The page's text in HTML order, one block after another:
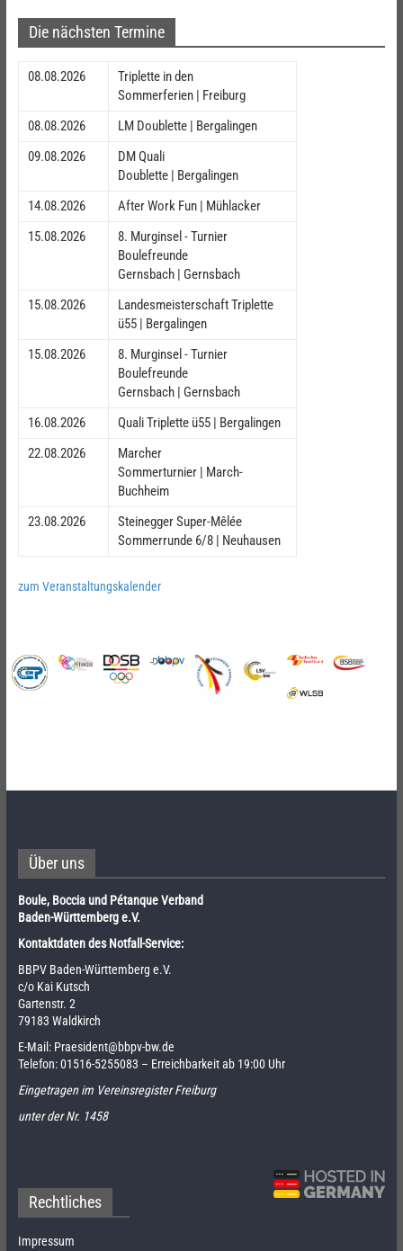
Die nächsten Termine
08.08.2026
Triplette in den
Sommerferien | Freiburg
08.08.2026
LM Doublette | Bergalingen
09.08.2026
DM Quali
Doublette | Bergalingen
14.08.2026
After Work Fun | Mühlacker
15.08.2026
8. Murginsel - Turnier
Boulefreunde
Gernsbach | Gernsbach
15.08.2026
Landesmeisterschaft Triplette
ü55 | Bergalingen
15.08.2026
8. Murginsel - Turnier
Boulefreunde
Gernsbach | Gernsbach
16.08.2026
Quali Triplette ü55 | Bergalingen
22.08.2026
Marcher
Sommerturnier | March-
Buchheim
23.08.2026
Steinegger Super-Mêlée
Sommerrunde 6/8 | Neuhausen
zum Veranstaltungskalender
Über uns
Boule, Boccia und Pétanque Verband
Baden-Württemberg e.V.
Kontaktdaten des Notfall-Service:
BBPV Baden-Württemberg e.V.
c/o Kai Kutsch
Gartenstr. 2
79183 Waldkirch
E-Mail: Praesident@bbpv-bw.de
Telefon:01516-5255083 – Erreichbarkeit ab 19:00 Uhr
Eingetragen im Vereinsregister Freiburg
unter der Nr. 1458
Rechtliches
Impressum